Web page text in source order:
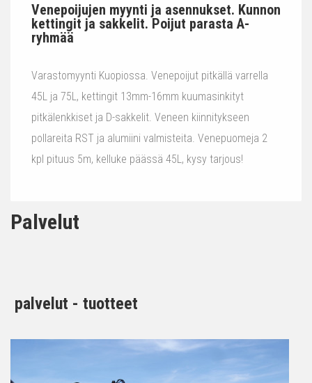
Venepoijujen myynti ja asennukset. Kunnon
kettingit ja sakkelit. Poijut parasta A-
ryhmää
Varastomyynti Kuopiossa. Venepoijut pitkällä varrella
45L ja 75L, kettingit 13mm-16mm kuumasinkityt
pitkälenkkiset ja D-sakkelit. Veneen kiinnitykseen
pollareita RST ja alumiini valmisteita. Venepuomeja 2
kpl pituus 5m, kelluke päässä 45L, kysy tarjous!
Palvelut
palvelut - tuotteet